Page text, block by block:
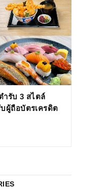
รับ 3 สไตล์
ผู้ถือบัตรเครดิต